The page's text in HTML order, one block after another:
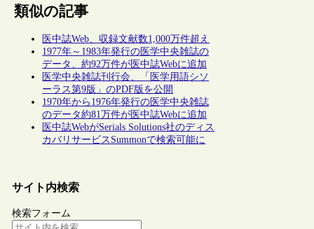
類似の記事
医中誌Web、収録文献数1,000万件超え
1977年～1983年発行の医学中央雑誌の
データ、約92万件が医中誌Webに追加
医学中央雑誌刊行会、「医学用語シソ
ーラス第9版」のPDF版を公開
1970年から1976年発行の医学中央雑誌
のデータ約81万件が医中誌Webに追加
医中誌WebがSerials Solutions社のディス
カバリサービスSummonで検索可能に
サイト内検索
検索フォーム